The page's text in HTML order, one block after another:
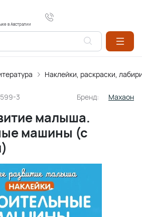
в Австралии
Наклейки, раскраски,
3 Бренд: Махаон
малыша.
машины (с